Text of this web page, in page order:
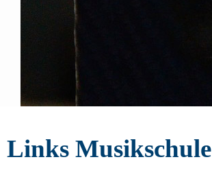
Links Musikschule